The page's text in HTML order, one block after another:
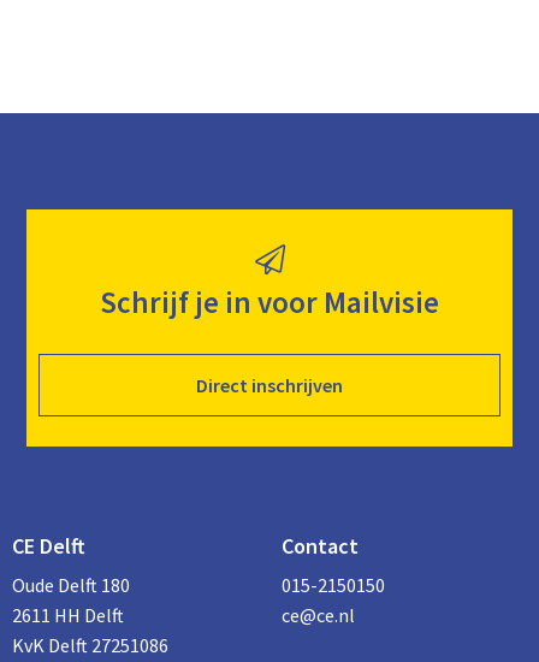
Schrijf je in voor Mailvisie
Direct inschrijven
CE Delft
Oude Delft 180
2611 HH Delft
KvK Delft 27251086
Contact
015-2150150
ce@ce.nl